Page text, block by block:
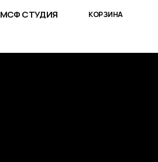
МСФ СТУДИЯ КОРЗИНА